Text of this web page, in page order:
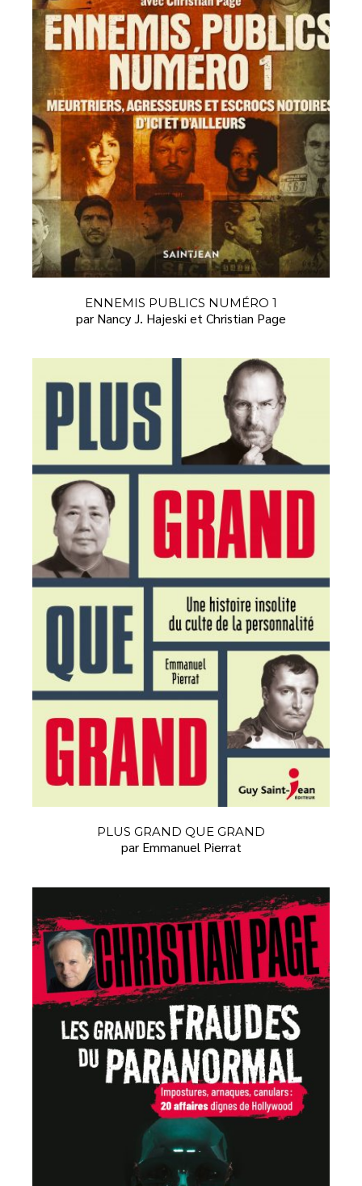
ENNEMIS PUBLICS NUMÉRO 1
par Nancy J. Hajeski et Christian Page
PLUS GRAND QUE GRAND
par Emmanuel Pierrat